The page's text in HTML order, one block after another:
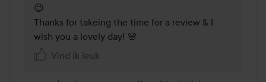
😉
Thanks for takeing the time for a review & I
wish you a lovely day! 🌸
Vind ik leuk